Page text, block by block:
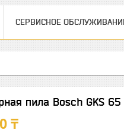
СЕРВИСНОЕ
пила Bosch GKS
₸